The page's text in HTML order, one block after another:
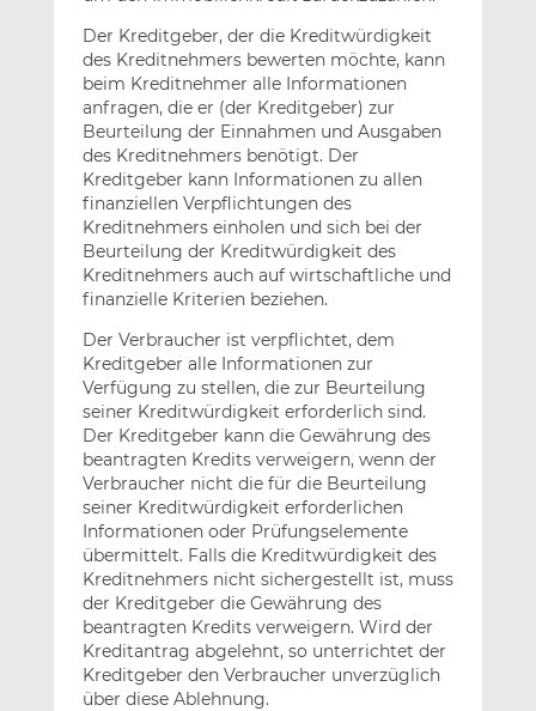
Der Kreditgeber, der die Kreditwürdigkeit
des Kreditnehmers bewerten möchte, kann
beim Kreditnehmer alle Informationen
anfragen, die er (der Kreditgeber) zur
Beurteilung der Einnahmen und Ausgaben
des Kreditnehmers benötigt. Der
Kreditgeber kann Informationen zu allen
finanziellen Verpflichtungen des
Kreditnehmers einholen und sich bei der
Beurteilung der Kreditwürdigkeit des
Kreditnehmers auch auf wirtschaftliche und
finanzielle Kriterien beziehen.
Der Verbraucher ist verpflichtet, dem
Kreditgeber alle Informationen zur
Verfügung zu stellen, die zur Beurteilung
seiner Kreditwürdigkeit erforderlich sind.
Der Kreditgeber kann die Gewährung des
beantragten Kredits verweigern, wenn der
Verbraucher nicht die für die Beurteilung
seiner Kreditwürdigkeit erforderlichen
Informationen oder Prüfungselemente
übermittelt. Falls die Kreditwürdigkeit des
Kreditnehmers nicht sichergestellt ist, muss
der Kreditgeber die Gewährung des
beantragten Kredits verweigern. Wird der
Kreditantrag abgelehnt, so unterrichtet der
Kreditgeber den Verbraucher unverzüglich
über diese Ablehnung.